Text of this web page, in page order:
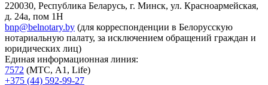
220030, Республика Беларусь, г. Минск, ул. Красноармейская,
д. 24а, пом 1Н
bnp@belnotary.by (для корреспонденции в Белорусскую
нотариальную палату, за исключением обращений граждан и
юридических лиц)
Единая информационная линия:
7572 (МТС, A1, Life)
+375 (44) 592-99-27